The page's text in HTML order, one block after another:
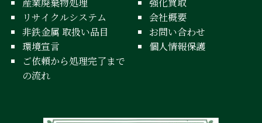
リサイクルシステム
非鉄金属 取扱い品目
環境宣言
ご依頼から処理完了まで
の流れ
会社概要
お問い合わせ
個人情報保護